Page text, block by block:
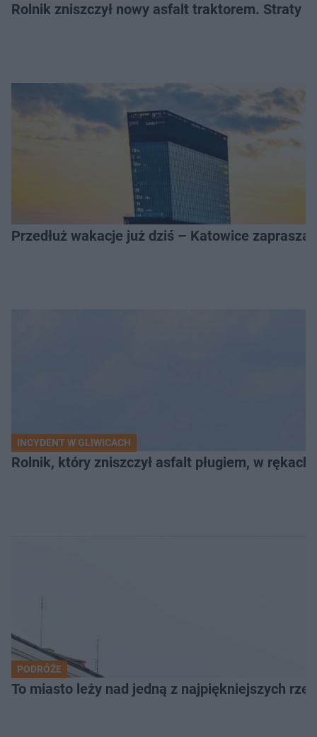
Rolnik zniszczył nowy asfalt traktorem. Straty
Przedłuż wakacje już dziś – Katowice
INCYDENT W GLIWICACH
Rolnik, który zniszczył asfalt pługiem, w
PODRÓŻE
To miasto leży nad jedną z najpiękniejszych